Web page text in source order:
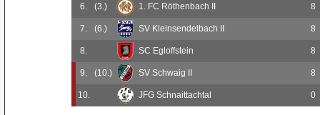
6. (3.) 1. FC Röthenbach II 8
7. (6.) SV Kleinsendelbach II 8
8. SC Egloffstein 8
9. (10.) SV Schwaig II 8
10. JFG Schnaittachtal 0